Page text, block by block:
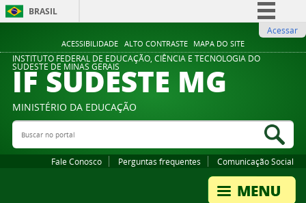
ACESSIBILIDADE ALTO CONTRASTE MAPA DO SITE
BRASIL
Comunica BR
Participe
Legislação
Acessar
INSTITUTO FEDERAL DE EDUCAÇÃO, CIÊNCIA E TECNOLOGIA DO
SUDESTE DE MINAS GERAIS
IF SUDESTE MG
MINISTÉRIO DA EDUCAÇÃO
Buscar no portal
Fale Conosco Perguntas frequentes Comunicação Social